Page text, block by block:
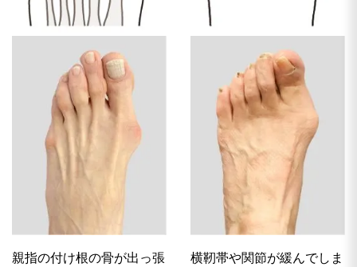
親指の付け根の骨が出っ張 横靭帯や関節が緩んでしま